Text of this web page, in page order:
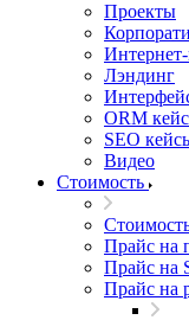
Проекты
Лэндинг
ORM
SEO
Видео
Стоимость
Прайс на
Прайс на
Прайс на